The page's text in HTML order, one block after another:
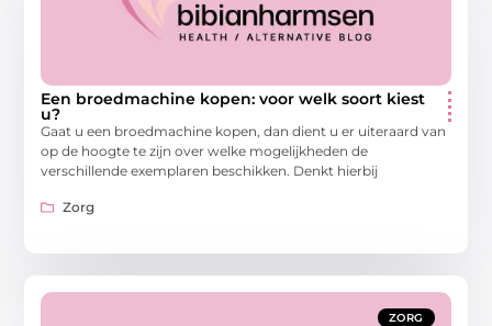
Een broedmachine kopen: voor welk soort kiest
u?
Gaat u een broedmachine kopen, dan dient u er uiteraard van
op de hoogte te zijn over welke mogelijkheden de
verschillende exemplaren beschikken. Denkt hierbij
Zorg
ZORG